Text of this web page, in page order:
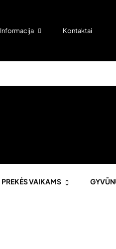
Informacija Kontaktai
PREKĖS VAIKAMS